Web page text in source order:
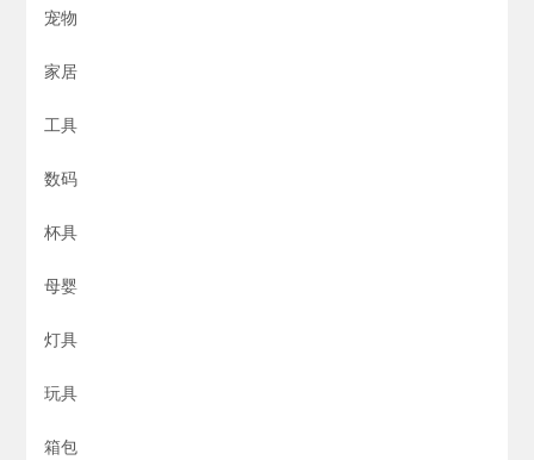
宠物
家居
工具
数码
杯具
母婴
灯具
玩具
箱包